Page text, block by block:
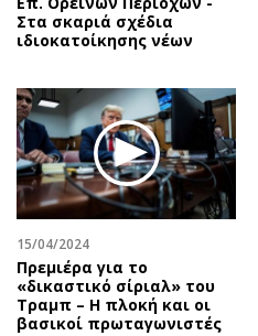
Στα σκαριά σχέδια
ιδιοκατοίκησης νέων
15/04/2024
Πρεμιέρα για το
«δικαστικό σίριαλ» του
Τραμπ – Η πλοκή και οι
βασικοί πρωταγωνιστές